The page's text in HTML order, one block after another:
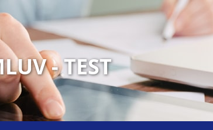
- TEST